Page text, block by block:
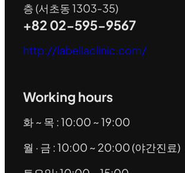
층 (서초동 1303-35)
+82 02-595-9567
http://labellaclinic.com/
Working hours
화 ~ 목 : 10:00 ~ 19:00
월 · 금 : 10:00 ~ 20:00 (야간진료)